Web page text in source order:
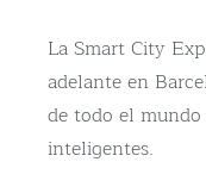
La Smart City
adelante en
de todo el
inteligentes.